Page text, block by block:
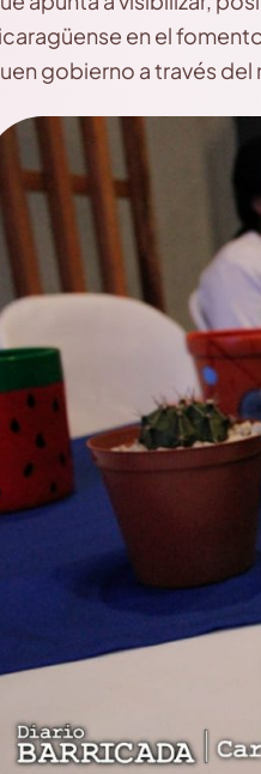
en el
gobierno a través